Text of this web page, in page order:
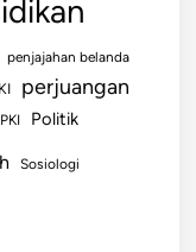
penjajahan belanda
perjuangan
PKI Politik
Sosiologi